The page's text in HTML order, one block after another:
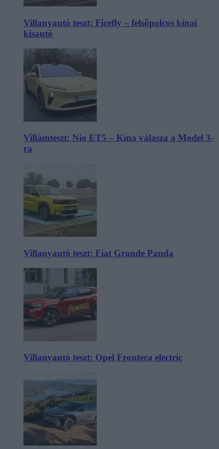
Villanyautó teszt: Firefly – felsőpolcos kínai
kisautó
Villámteszt: Nio ET5 – Kína válasza a Model 3-
ra
Villanyautó teszt: Fiat Grande Panda
Villanyautó teszt: Opel Frontera electric